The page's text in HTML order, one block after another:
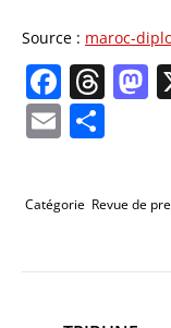
Source : maroc-
Email
Catégorie Revue de
Navigation